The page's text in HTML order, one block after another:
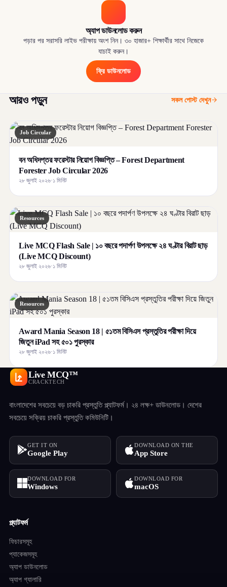
অ্যাপ ডাউনলোড করুন
পড়ার পর সরাসরি লাইভ পরীক্ষায় অংশ নিন। ৩০ হাজার+ শিক্ষার্থীর সাথে নিজেকে
যাচাই করুন।
ফ্রি ডাউনলোড
আরও পড়ুন সকল পোস্ট দেখুন
Job Circular
বন অধিদপ্তর ফরেস্টার নিয়োগ বিজ্ঞপ্তি – Forest Department
Forester Job Circular 2026
২৮ জুলাই ২০২৬·১ মিনিট
Resources
Live MCQ Flash Sale | ১০ বছরে পদার্পণ উপলক্ষে ২৪ ঘণ্টার বিরাট ছাড়
(Live MCQ Discount)
২৮ জুলাই ২০২৬·১ মিনিট
Resources
Award Mania Season 18 | ৫১তম বিসিএস প্রস্তুতির পরীক্ষা দিয়ে
জিতুন iPad সহ ৫০১ পুরস্কার
২৮ জুলাই ২০২৬·১ মিনিট
Live MCQ™
CRACKTECH
বাংলাদেশের সবচেয়ে বড় চাকরি প্রস্তুতি প্ল্যাটফর্ম। ২৪ লক্ষ+ ডাউনলোড। দেশের
সবচেয়ে সক্রিয় চাকরি প্রস্তুতি কমিউনিটি।
GET IT ON
Google Play
DOWNLOAD ON THE
App Store
DOWNLOAD FOR
Windows
DOWNLOAD FOR
macOS
প্ল্যাটফর্ম
ফিচারসমূহ
প্যাকেজসমূহ
অ্যাপ ডাউনলোড
অ্যাপ গ্যালারি